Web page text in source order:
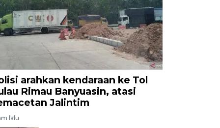
arahkan kendaraan ke Tol
Rimau Banyuasin, atasi
Jalintim
lalu